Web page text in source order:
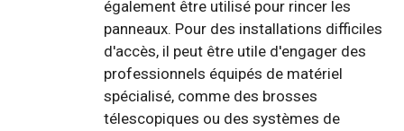
également être utilisé pour rincer les
panneaux. Pour des installations difficiles
d'accès, il peut être utile d'engager des
professionnels équipés de matériel
spécialisé, comme des brosses
télescopiques ou des systèmes de